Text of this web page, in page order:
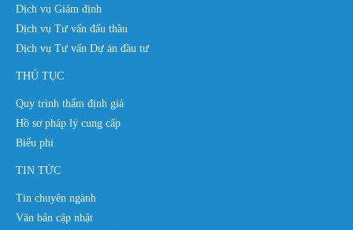
Dịch vụ Giám định
Dịch vụ Tư vấn đấu thầu
Dịch vụ Tư vấn Dự án đầu tư
THỦ TỤC
Quy trình thẩm định giá
Hồ sơ pháp lý cung cấp
Biểu phí
TIN TỨC
Tin chuyên ngành
Văn bản cập nhật